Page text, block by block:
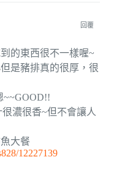
回覆
的東西很不一樣喔~
是豬排真的很厚，很
~~GOOD!!
濃很香~但不會讓人
大餐
12227139